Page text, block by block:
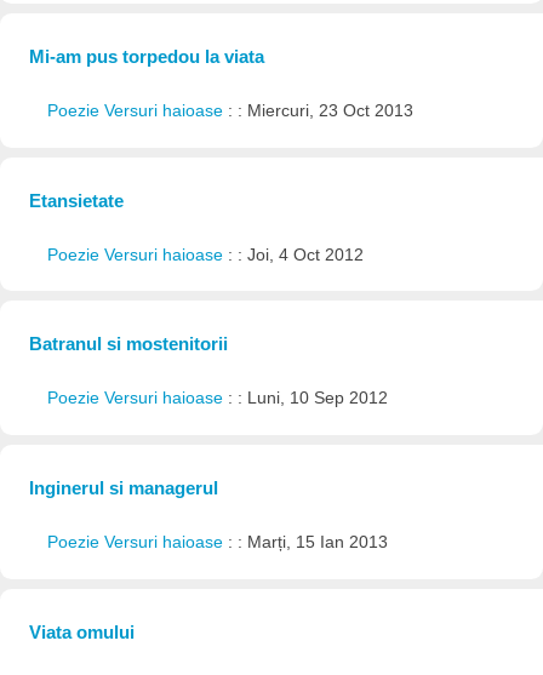
Mi-am pus torpedou la viata
Poezie Versuri haioase : : Miercuri, 23 Oct 2013
Etansietate
Poezie Versuri haioase : : Joi, 4 Oct 2012
Batranul si mostenitorii
Poezie Versuri haioase : : Luni, 10 Sep 2012
Inginerul si managerul
Poezie Versuri haioase : : Marți, 15 Ian 2013
Viata omului